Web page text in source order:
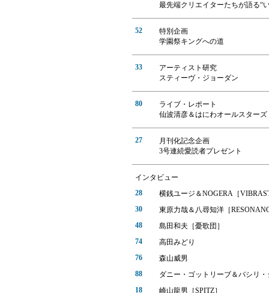
最先端クリエイターたちが語る“
52
特別企画
学園祭キングへの道
33
アーティスト研究
スティーヴ・ジョーダン
80
ライブ・レポート
仙波清彦＆はにわオールスターズ
27
月刊化記念企画
3号連続愛読者プレゼント
インタビュー
28
横銭ユージ＆NOGERA［
30
東原力哉＆八尋知洋［
48
島田和夫［憂歌団］
74
高田みどり
76
森山威男
88
ダニー・ゴットリーブ＆バシリ
18
崎山龍男［SPITZ］